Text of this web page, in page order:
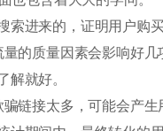
索进来的，证明用户购
的质量因素会影响好几
就好。
链接太多，可能会产